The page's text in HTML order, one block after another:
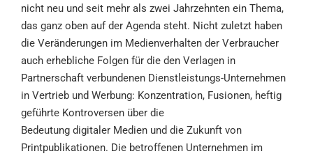
nicht neu und seit mehr als zwei Jahrzehnten ein Thema,
das ganz oben auf der Agenda steht. Nicht zuletzt haben
die Veränderungen im Medienverhalten der Verbraucher
auch erhebliche Folgen für die den Verlagen in
Partnerschaft verbundenen Dienstleistungs-Unternehmen
in Vertrieb und Werbung: Konzentration, Fusionen, heftig
geführte Kontroversen über die
Bedeutung digitaler Medien und die Zukunft von
Printpublikationen. Die betroffenen Unternehmen im